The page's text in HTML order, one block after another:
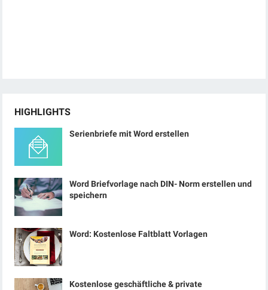
HIGHLIGHTS
Serienbriefe mit Word erstellen
Word Briefvorlage nach DIN- Norm erstellen und
speichern
Word: Kostenlose Faltblatt Vorlagen
Kostenlose geschäftliche & private